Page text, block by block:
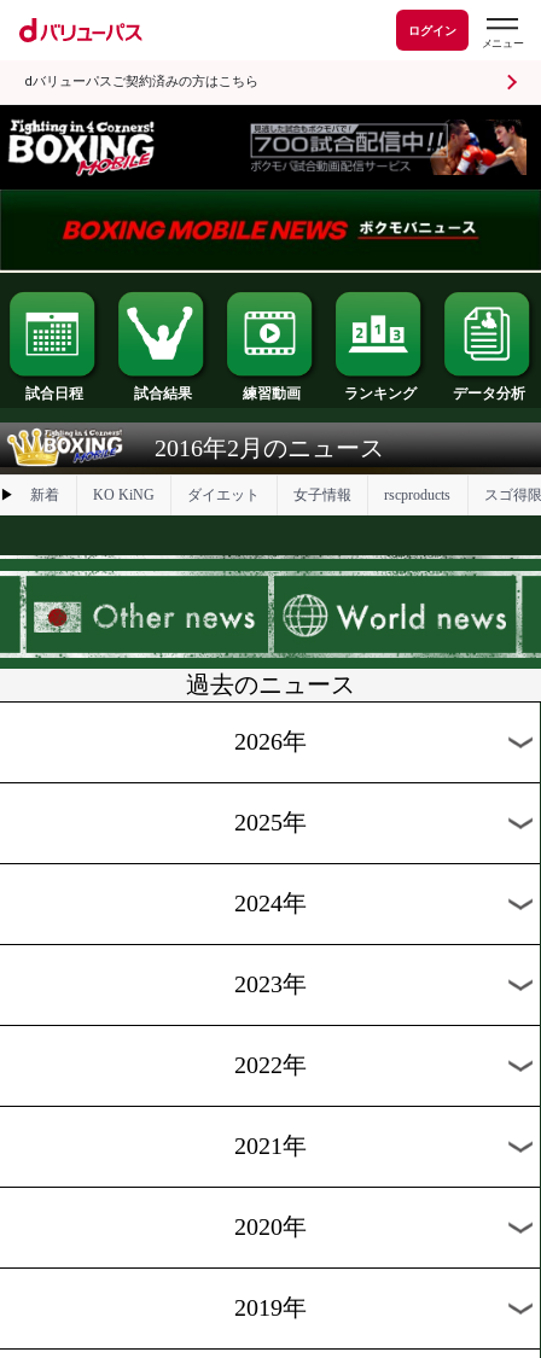
ログイン
dバリューパスご契約済みの方はこちら
試合日程 試合結果 練習動画 ランキング
新着 ダイエット
過去のニュース
2026年
2025年
2023年